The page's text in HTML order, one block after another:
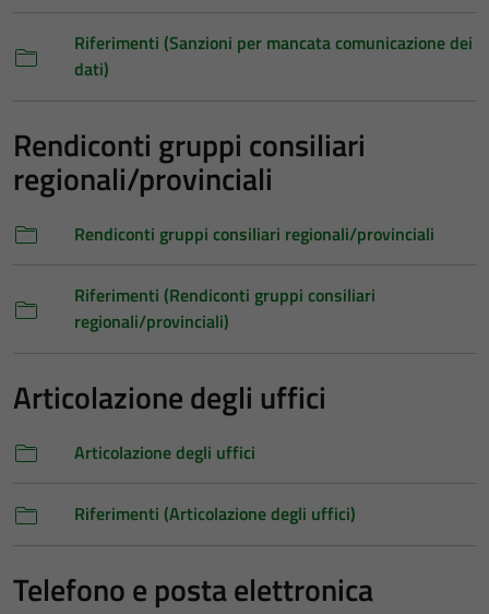
Riferimenti (Sanzioni per mancata comunicazione dei
dati)
Rendiconti gruppi consiliari
regionali/provinciali
Rendiconti gruppi consiliari regionali/provinciali
Riferimenti (Rendiconti gruppi consiliari
regionali/provinciali)
Articolazione degli uffici
Articolazione degli uffici
Riferimenti (Articolazione degli uffici)
Telefono e posta elettronica